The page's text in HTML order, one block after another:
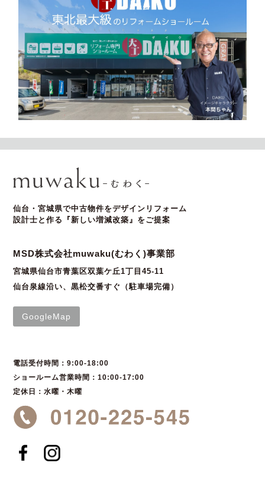
仙台・宮城県で中古物件をデザインリフォーム
設計士と作る『新しい増減改築』をご提案
MSD株式会社muwaku(むわく)事業部
宮城県仙台市青葉区双葉ケ丘1丁目45-11
仙台泉線沿い、黒松交番すぐ（駐車場完備）
GoogleMap
電話受付時間：9:00-18:00
ショールーム営業時間：10:00-17:00
定休日：水曜・木曜